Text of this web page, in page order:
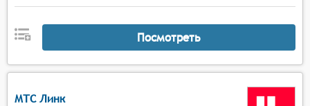
Посмотреть
МТС Линк